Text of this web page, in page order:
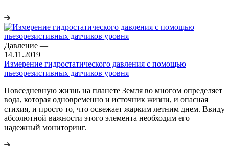
Давление —
14.11.2019
Измерение гидростатического давления с помощью
пьезорезистивных датчиков уровня
Повседневную жизнь на планете Земля во многом определяет
вода, которая одновременно и источник жизни, и опасная
стихия, и просто то, что освежает жарким летним днем. Ввиду
абсолютной важности этого элемента необходим его
надежный мониторинг.